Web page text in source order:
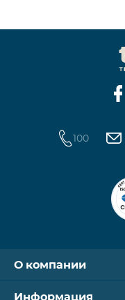
СУММА 8,240,000,000 драмов МИНИМАЛЬНЫЙ
ОБЬЕМ ПОКУПКИ 200 МИНИМАЛЬНАЯ СУММА
100
О компании
Информация